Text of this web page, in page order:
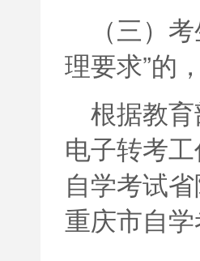
（三）
理要求”的
根据教
电子转考
自学考试
重庆市自